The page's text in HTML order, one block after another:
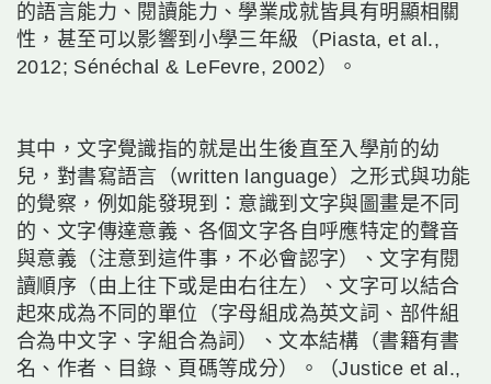
的語言能力、閱讀能力、學業成就皆具有明顯相關
性，甚至可以影響到小學三年級（Piasta, et al.,
2012; Sénéchal & LeFevre, 2002）。
其中，文字覺識指的就是出生後直至入學前的幼
兒，對書寫語言（written language）之形式與功能
的覺察，例如能發現到：意識到文字與圖畫是不同
的、文字傳達意義、各個文字各自呼應特定的聲音
與意義（注意到這件事，不必會認字）、文字有閱
讀順序（由上往下或是由右往左）、文字可以結合
起來成為不同的單位（字母組成為英文詞、部件組
合為中文字、字組合為詞）、文本結構（書籍有書
名、作者、目錄、頁碼等成分）。（Justice et al.,